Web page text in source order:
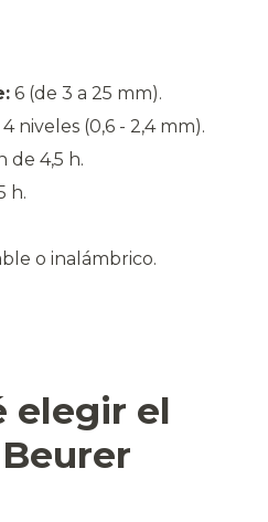
6 (de 3 a 25 mm).
4 niveles (0,6 - 2,4 mm).
de 4,5 h.
h.
o inalámbrico.
elegir el